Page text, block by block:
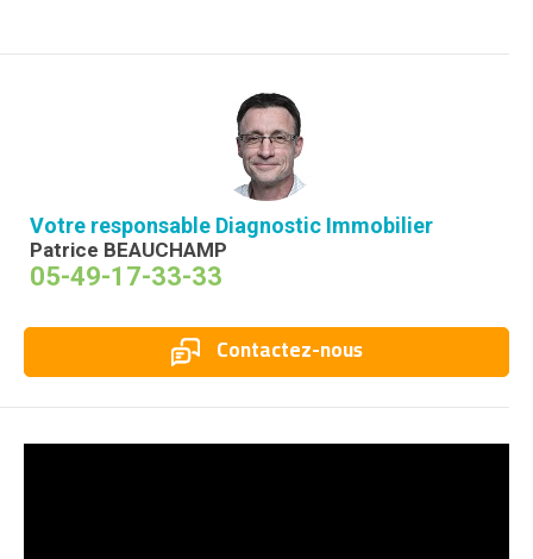
Votre responsable Diagnostic Immobilier
Patrice BEAUCHAMP
05-49-17-33-33
Contactez-nous